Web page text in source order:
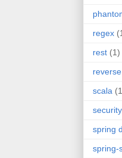
regex
rest (1)
scala
security
spring
spring-